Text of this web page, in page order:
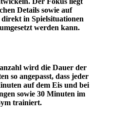
Details sowie auf
direkt in Spielsituationen
werden kann.
wird die Dauer der
so angepasst, dass jeder
auf dem Eis und bei
sowie 30 Minuten im
trainiert.